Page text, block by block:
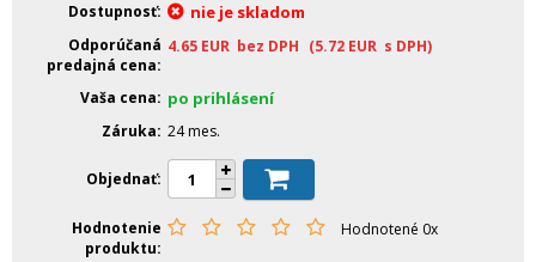
Dostupnosť
nie je skladom
Odporúčaná
predajná cena
4.65 EUR bez DPH (5.72 EUR s DPH)
Vaša cena po prihlásení
Záruka 24 mes.
Objednať
Hodnotenie
produktu
Hodnotené 0x